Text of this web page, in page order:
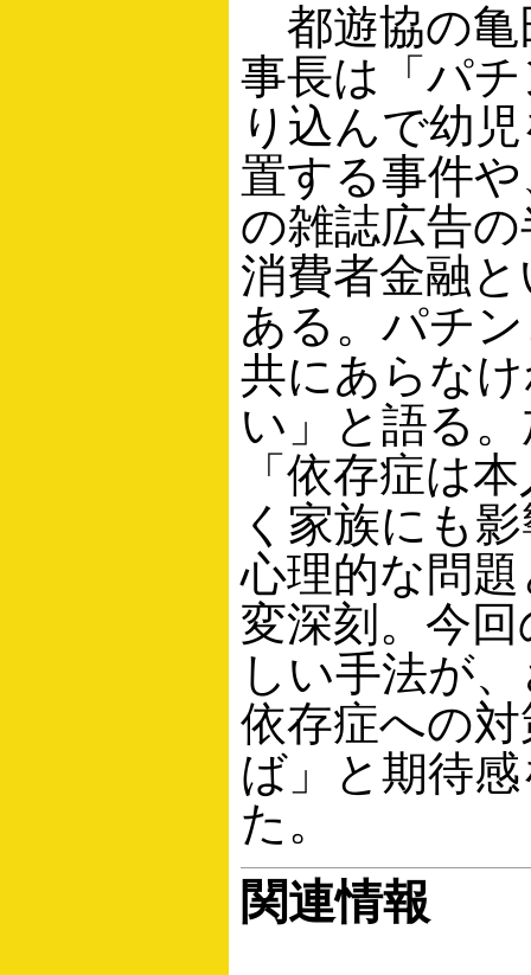
都遊協の亀
事長は「パ
り込んで幼
置する事件
の雑誌広告
消費者金融
ある。パチ
共にあらな
い」と語る
「依存症は
く家族にも
心理的な問
変深刻。今
しい手法が
依存症への
ば」と期待
た。
関連情報